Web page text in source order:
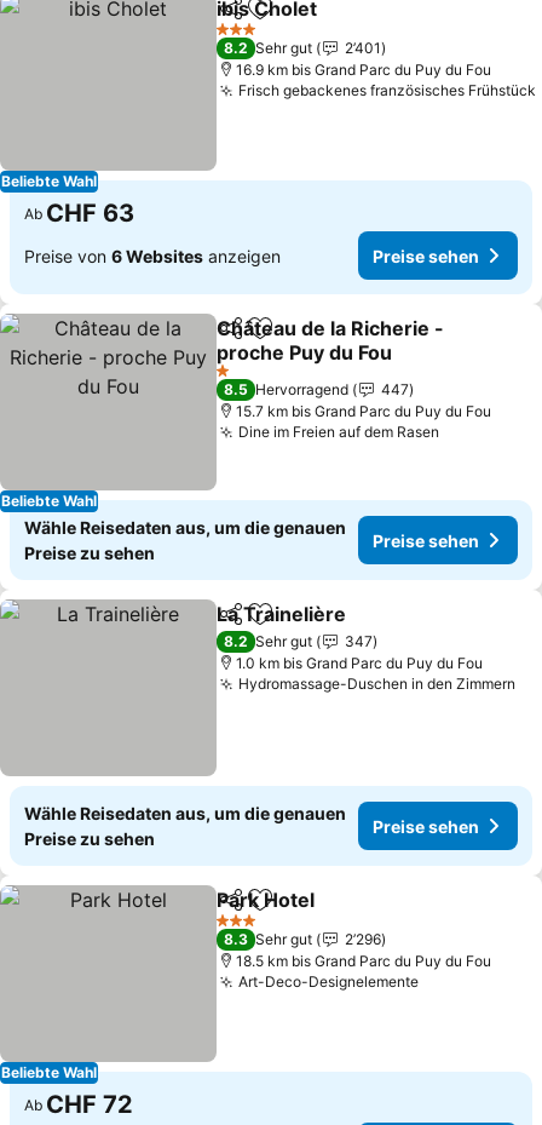
Beliebte Wahl
TeilenZu Favoriten hinzufügen
ibis Cholet
3 Sterne
8.2 Sehr gut
2’401
16.9 km bis Grand Parc du Puy du Fou
Frisch gebackenes französisches Frühstück
Ab CHF 63
Preise von 6 Websites anzeigen Preise sehen
Beliebte Wahl
TeilenZu Favoriten hinzufügen
Château de la Richerie -
proche Puy du Fou
Preise sehen
1 Sterne
8.5 Hervorragend
447
15.7 km bis Grand Parc du Puy du Fou
Dine im Freien auf dem Rasen
Wähle Reisedaten aus, um die genauen
Preise zu sehen
Preise sehen
TeilenZu Favoriten hinzufügen
La Trainelière
8.2 Sehr gut
347
1.0 km bis Grand Parc du Puy du Fou
Hydromassage-Duschen in den Zimmern
Wähle Reisedaten aus, um die genauen
Preise zu sehen
Preise sehen
Beliebte Wahl
TeilenZu Favoriten hinzufügen
Park Hotel
3 Sterne
8.3 Sehr gut
2’296
18.5 km bis Grand Parc du Puy du Fou
Art-Deco-DesignelementePreise sehen
Ab CHF 72